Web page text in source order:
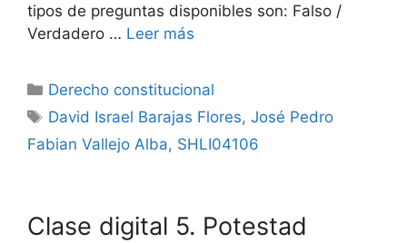
tipos de preguntas disponibles son: Falso /
Verdadero … Leer más
Categorías
Derecho constitucional
Etiquetas
David Israel Barajas Flores,José Pedro
Fabian Vallejo Alba, SHLI04106
Clase digital 5. Potestad